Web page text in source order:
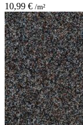
10,99 € /m²